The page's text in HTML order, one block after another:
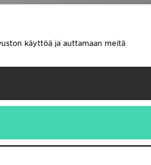
käyttöä ja auttamaan meitä